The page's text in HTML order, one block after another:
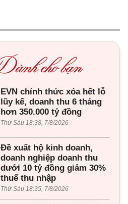
EVN chính thức xóa hết lỗ
lũy kế, doanh thu 6 tháng
hơn 350.000 tỷ đồng
Thứ Sáu 18:38, 7/8/2026
Đề xuất hộ kinh doanh,
doanh nghiệp doanh thu
dưới 10 tỷ đồng giảm 30%
thuế thu nhập
Thứ Sáu 18:35, 7/8/2026